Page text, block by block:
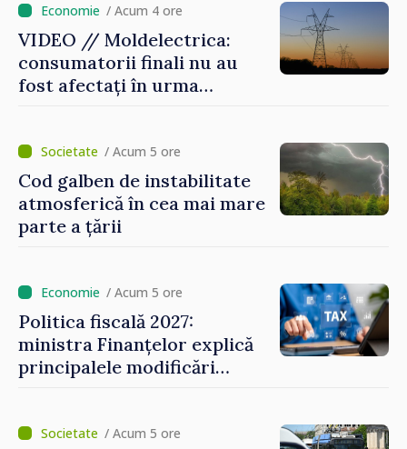
/ Acum 4 ore
VIDEO // Moldelectrica:
consumatorii finali nu au
fost afectați în urma
reparație vor fi efectuate în
regim prioritar
/ Acum 5 ore
Cod galben de instabilitate
atmosferică în cea mai mare
parte a țării
/ Acum 5 ore
Politica fiscală 2027:
ministra Finanțelor explică
principalele modificări
locale și rutiere
/ Acum 5 ore